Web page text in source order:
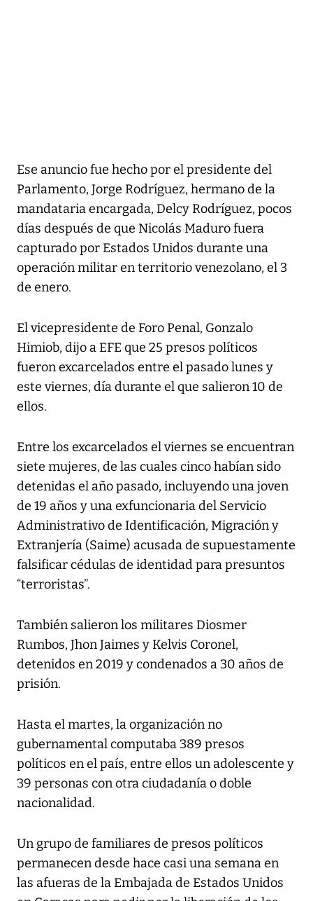
Ese anuncio fue hecho por el presidente del
Parlamento, Jorge Rodríguez, hermano de la
mandataria encargada, Delcy Rodríguez, pocos
días después de que Nicolás Maduro fuera
capturado por Estados Unidos durante una
operación militar en territorio venezolano, el 3
de enero.
El vicepresidente de Foro Penal, Gonzalo
Himiob, dijo a EFE que 25 presos políticos
fueron excarcelados entre el pasado lunes y
este viernes, día durante el que salieron 10 de
ellos.
Entre los excarcelados el viernes se encuentran
siete mujeres, de las cuales cinco habían sido
detenidas el año pasado, incluyendo una joven
de 19 años y una exfuncionaria del Servicio
Administrativo de Identificación, Migración y
Extranjería (Saime) acusada de supuestamente
falsificar cédulas de identidad para presuntos
“terroristas”.
También salieron los militares Diosmer
Rumbos, Jhon Jaimes y Kelvis Coronel,
detenidos en 2019 y condenados a 30 años de
prisión.
Hasta el martes, la organización no
gubernamental computaba 389 presos
políticos en el país, entre ellos un adolescente y
39 personas con otra ciudadanía o doble
nacionalidad.
Un grupo de familiares de presos políticos
permanecen desde hace casi una semana en
las afueras de la Embajada de Estados Unidos